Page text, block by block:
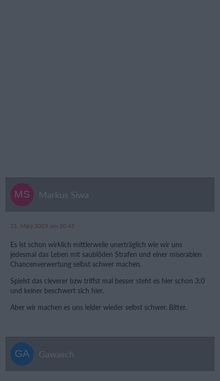
Markus Siwa
21. März 2025 um 20:45
Es ist schon wirklich mittlerweile unerträglich wie wir uns
jedesmal das Leben mit saublöden Strafen und einer miserablen
Chancenverwertung selbst schwer machen.
Spielst das cleverer bzw triffst mal besser steht es hier schon 3:0
und keiner beschwert sich hier.
Aber wir machen es uns leider wieder selbst schwer. Bitter.
Gawasch